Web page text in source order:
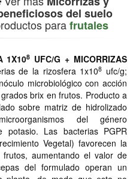
del suelo
parafrutales
1X108 UFC/G + MICORRIZAS
de la rizosfera 1x108 ufc/g;
microbiológico con acción
brix en frutos. Producto a
sobre matriz de hidrolizado
del género
potasio. Las bacterias PGPR
Vegetal) favorecen la
aumentando el valor de
del formulado operan un